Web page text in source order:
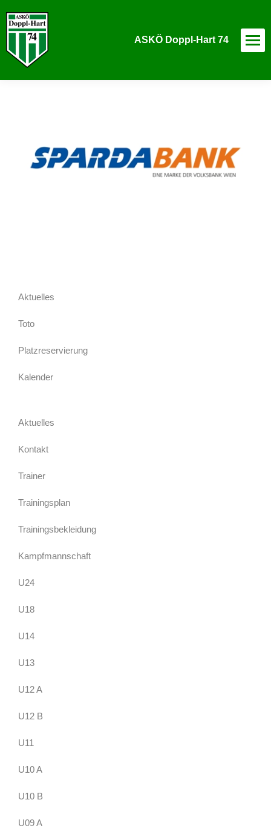
ASKÖ Doppl-Hart 74
Aktuelles
Toto
Platzreservierung
Kalender
Aktuelles
Kontakt
Trainer
Trainingsplan
Trainingsbekleidung
Kampfmannschaft
U24
U18
U14
U13
U12 A
U12 B
U11
U10 A
U10 B
U09 A